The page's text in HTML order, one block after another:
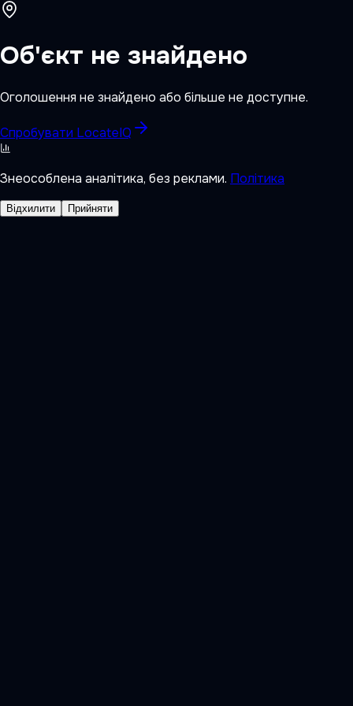
Об'єкт не знайдено
Оголошення не знайдено або більше не доступне.
Спробувати LocateIQ
Знеособлена аналітика, без реклами. Політика
Відхилити Прийняти